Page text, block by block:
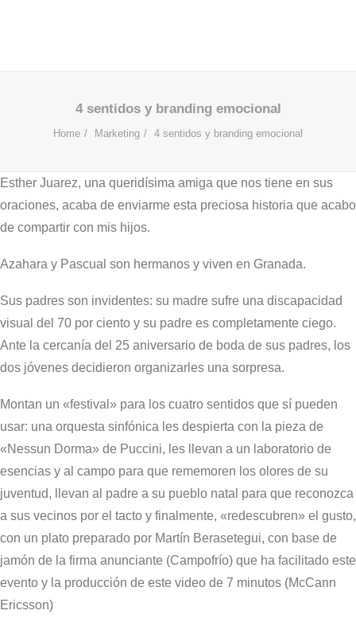
4 sentidos y branding emocional
Home Marketing 4 sentidos y branding emocional
Esther Juarez, una queridísima amiga que nos tiene en sus
oraciones, acaba de enviarme esta preciosa historia que acabo
de compartir con mis hijos.
Azahara y Pascual son hermanos y viven en Granada.
Sus padres son invidentes: su madre sufre una discapacidad
visual del 70 por ciento y su padre es completamente ciego.
Ante la cercanía del 25 aniversario de boda de sus padres, los
dos jóvenes decidieron organizarles una sorpresa.
Montan un «festival» para los cuatro sentidos que sí pueden
usar: una orquesta sinfónica les despierta con la pieza de
«Nessun Dorma» de Puccini, les llevan a un laboratorio de
esencias y al campo para que rememoren los olores de su
juventud, llevan al padre a su pueblo natal para que reconozca
a sus vecinos por el tacto y finalmente, «redescubren» el gusto,
con un plato preparado por Martín Berasetegui, con base de
jamón de la firma anunciante (Campofrío) que ha facilitado este
evento y la producción de este video de 7 minutos (McCann
Ericsson)